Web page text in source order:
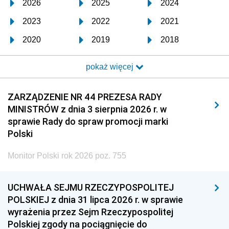
2026 2025 2024
2023 2022 2021
2020 2019 2018
2017 2016 2015
2014 2013 2012
2011 2010 2009
2008 2007 2006
2005
1996 1995 1994
1993 1992 1991
1990 1989
pokaż więcej
ZARZĄDZENIE NR 44 PREZESA RADY
MINISTRÓW z dnia 3 sierpnia 2026 r. w
sprawie Rady do spraw promocji marki
Polski
Monitor Polski rok 2026 poz. 755
UCHWAŁA SEJMU RZECZYPOSPOLITEJ
POLSKIEJ z dnia 31 lipca 2026 r. w sprawie
wyrażenia przez Sejm Rzeczypospolitej
Polskiej zgody na pociągnięcie do